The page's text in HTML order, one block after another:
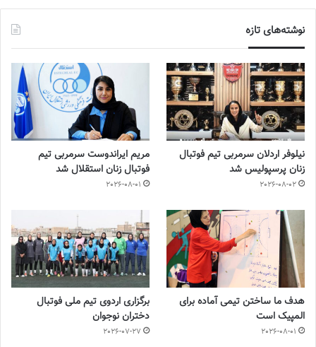
نوشته‌های تازه
نیلوفر اردلان سرمربی تیم فوتبال
زنان پرسپولیس شد
2026-08-02
مریم ایراندوست سرمربی تیم
فوتبال زنان استقلال شد
2026-08-01
هدف ما ساختن تیمی آماده برای
المپیک است
2026-08-01
برگزاری اردوی تیم ملی فوتبال
دختران نوجوان
2026-07-27